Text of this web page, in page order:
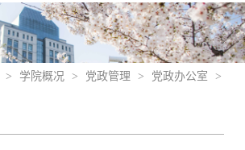
> 学院概况 > 党政管理 > 党政办公室
>